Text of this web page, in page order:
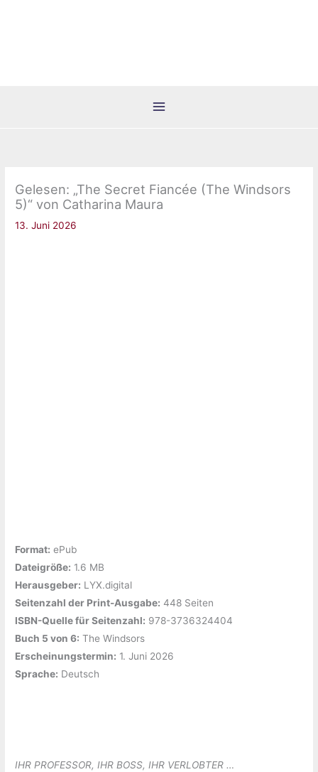
Gelesen: „The Secret Fiancée (The Windsors
5)“ von Catharina Maura
13. Juni 2026
Format: ePub
Dateigröße: ‎1.6 MB
Herausgeber: ‎LYX.digital
Seitenzahl der Print-Ausgabe: ‎448 Seiten
ISBN-Quelle für Seitenzahl: ‎978-3736324404
Buch 5 von 6: ‎The Windsors
Erscheinungstermin: ‎1. Juni 2026
Sprache: ‎Deutsch
IHR PROFESSOR, IHR BOSS, IHR VERLOBTER …